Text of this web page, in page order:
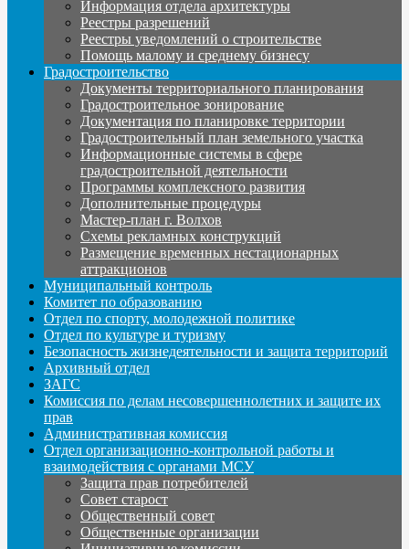
Информация отдела архитектуры
Реестры разрешений
Реестры уведомлений о строительстве
Помощь малому и среднему бизнесу
Градостроительство
Документы территориального планирования
Градостроительное зонирование
Документация по планировке территории
Градостроительный план земельного участка
Информационные системы в сфере
градостроительной деятельности
Программы комплексного развития
Дополнительные процедуры
Мастер-план г. Волхов
Схемы рекламных конструкций
Размещение временных нестационарных
аттракционов
Муниципальный контроль
Комитет по образованию
Отдел по спорту, молодежной политике
Отдел по культуре и туризму
Безопасность жизнедеятельности и защита территорий
Архивный отдел
ЗАГС
Комиссия по делам несовершеннолетних и защите их
прав
Административная комиссия
Отдел организационно-контрольной работы и
взаимодействия с органами МСУ
Защита прав потребителей
Совет старост
Общественный совет
Общественные организации